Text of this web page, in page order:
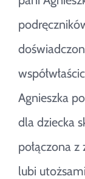
Agnieszka
dla dziecka
połączona
lubi